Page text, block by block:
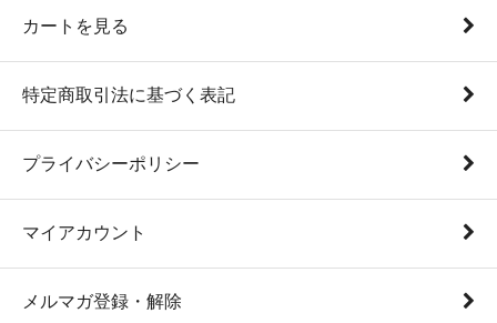
カートを見る
特定商取引法に基づく表記
プライバシーポリシー
マイアカウント
メルマガ登録・解除